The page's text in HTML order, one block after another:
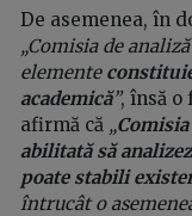
De asemenea, în
„Comisia de
elemente
academică”, însă o
afirmă că „
abilitată să
poate stabili
întrucât o